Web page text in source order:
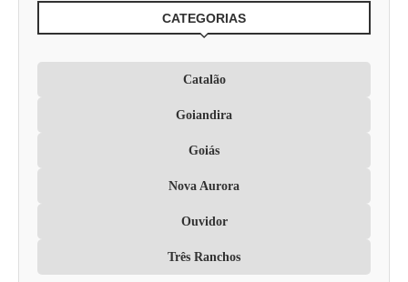
CATEGORIAS
Catalão
Goiandira
Goiás
Nova Aurora
Ouvidor
Três Ranchos